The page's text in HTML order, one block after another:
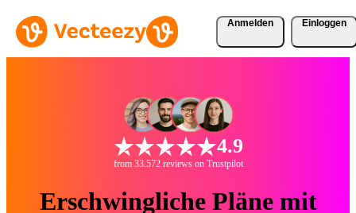
Anmelden Einloggen
4.9
from 33.572 reviews on Trustpilot
Erschwingliche Pläne mit